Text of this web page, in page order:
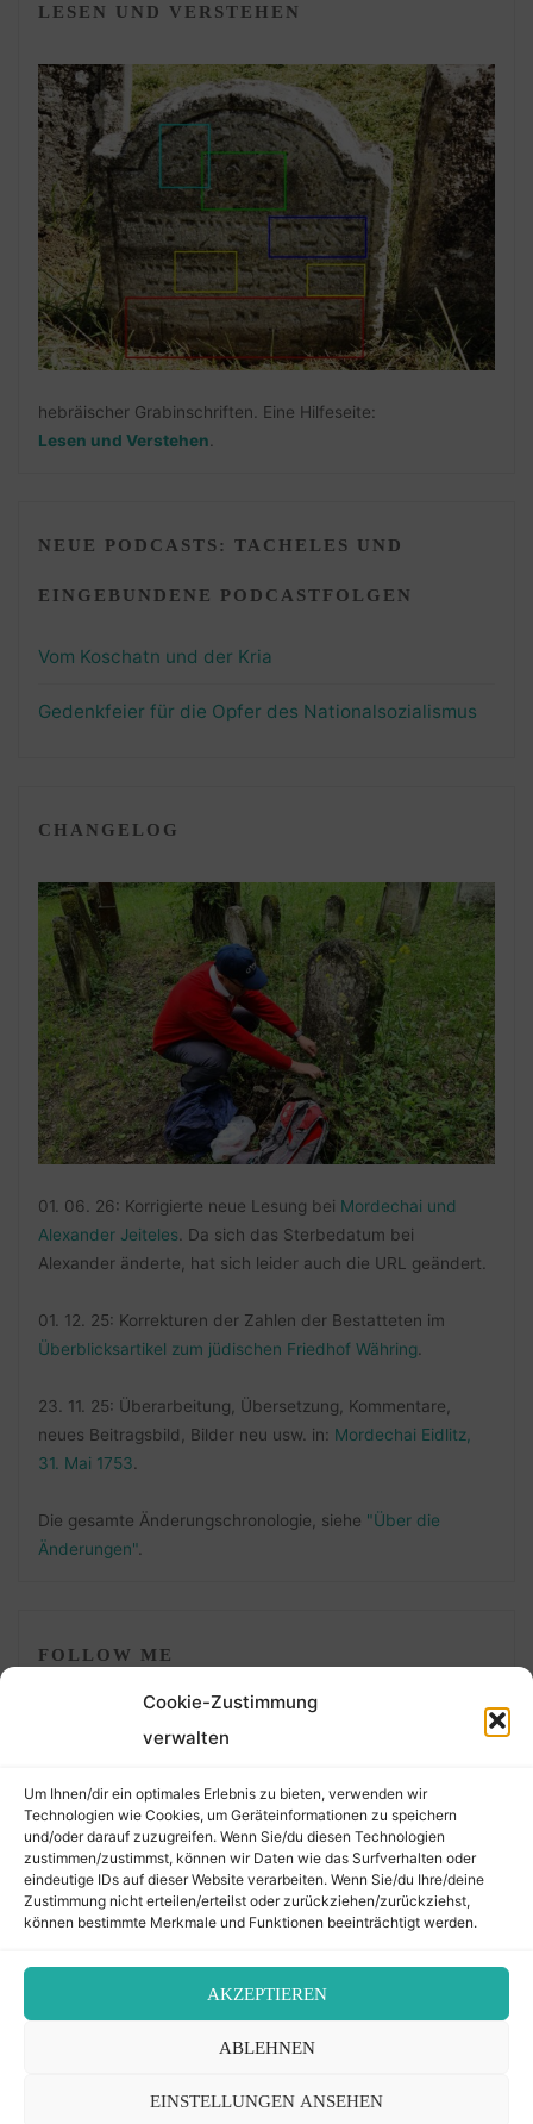
Cookie-Zustimmung
verwalten
Um Ihnen/dir ein optimales Erlebnis zu bieten, verwenden wir
Technologien wie Cookies, um Geräteinformationen zu speichern
und/oder darauf zuzugreifen. Wenn Sie/du diesen Technologien
zustimmen/zustimmst, können wir Daten wie das Surfverhalten oder
eindeutige IDs auf dieser Website verarbeiten. Wenn Sie/du Ihre/deine
Zustimmung nicht erteilen/erteilst oder zurückziehen/zurückziehst,
können bestimmte Merkmale und Funktionen beeinträchtigt werden.
AKZEPTIEREN
ABLEHNEN
EINSTELLUNGEN ANSEHEN
LESEN UND VERSTEHEN
hebräischer Grabinschriften. Eine Hilfeseite:
Lesen und Verstehen
NEUE PODCASTS: TACHELES UND
EINGEBUNDENE PODCASTFOLGEN
Vom Koschatn und der Kria
Gedenkfeier für die Opfer des Nationalsozialismus
CHANGELOG
01. 06. 26: Korrigierte neue Lesung bei Mordechai und
Alexander Jeiteles . Da sich das Sterbedatum bei
Alexander änderte, hat sich leider auch die URL geändert.
01. 12. 25: Korrekturen der Zahlen der Bestatteten im
Überblicksartikel zum jüdischen Friedhof Währing
23. 11. 25: Überarbeitung, Übersetzung, Kommentare,
neues Beitragsbild, Bilder neu usw. in: Mordechai Eidlitz,
31. Mai 1753
Die gesamte Änderungschronologie, siehe "Über die
Änderungen".
FOLLOW ME
©2026 Der Transkribierer
Kontakt / Impressum
Cookie-Richtlinie (EU)
Back
to